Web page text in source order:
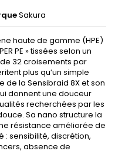
Sakura
haute de gamme (HPE)
PE » tissées selon un
32 croisements par
plus qu’un simple
de la Sensibraid 8X et son
donnent une douceur
recherchées par les
Sa nano structure la
résistance améliorée de
: sensibilité, discrétion,
absence de